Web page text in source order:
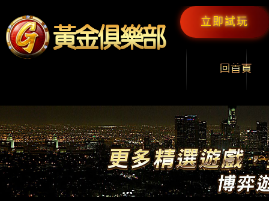
立即試玩